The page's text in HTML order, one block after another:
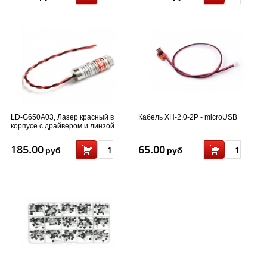
LD-G650A03, Лазер красный в
корпусе с драйвером и линзой
185.00 руб
Кабель XH-2.0-2P - microUSB
65.00 руб